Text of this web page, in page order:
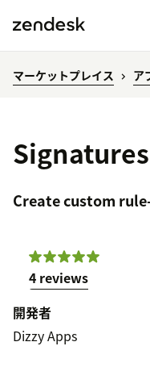
マーケットプレイス ア
Signatures
Create custom
4 reviews
開発者
Dizzy Apps